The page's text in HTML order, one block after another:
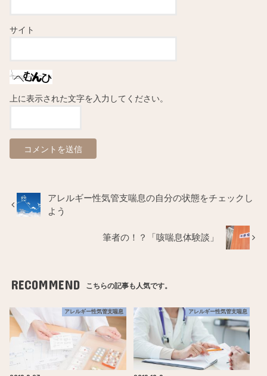
サイト
上に表示された文字を入力してください。
アレルギー性気管支喘息の自分の状態をチェックし
よう
筆者の！？「咳喘息体験談」
RECOMMEND こちらの記事も人気です。
アレルギー性気管支喘息 アレルギー性気管支喘息